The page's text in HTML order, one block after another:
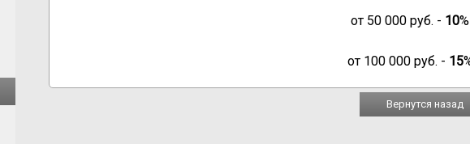
от 50 000 руб. - 10%
от 100 000руб. - 15
Вернутся назад